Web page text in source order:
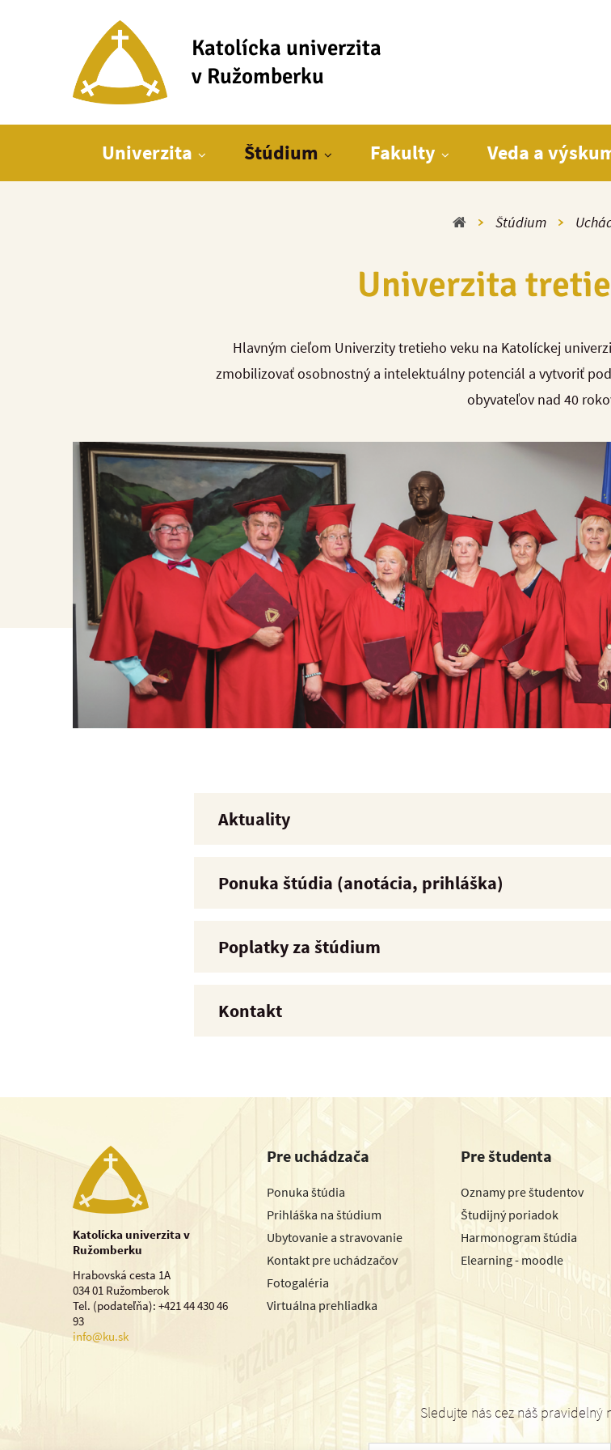
Katolícka univerzita
v Ružomberku
Univerzita Štúdium Fakulty Veda a
DomovŠtúdium
Univerzita
Hlavným cieľom Univerzity tretieho veku na Katolíckej
zmobilizovať osobnostný a intelektuálny potenciál a vytvoriť
obyvateľov nad 40
Aktuality
Ponuka štúdia (anotácia, prihláška)
Poplatky za štúdium
Kontakt
Katolícka univerzita v
Ružomberku
Hrabovská cesta 1A
034 01 Ružomberok
Tel. (podateľňa): +421 44 430 46
93
info@ku.sk
Pre uchádzača
Ponuka štúdia
Prihláška na štúdium
Ubytovanie a stravovanie
Kontakt pre uchádzačov
Fotogaléria
Virtuálna prehliadka
Pre študenta
Oznamy pre študentov
Študijný poriadok
Harmonogram štúdia
Elearning - moodle
Sledujte nás cez náš pravidelný